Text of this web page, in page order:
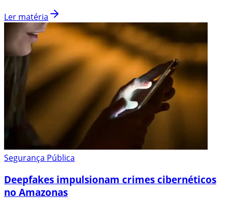
Ler matéria
Segurança Pública
Deepfakes impulsionam crimes cibernéticos
no Amazonas